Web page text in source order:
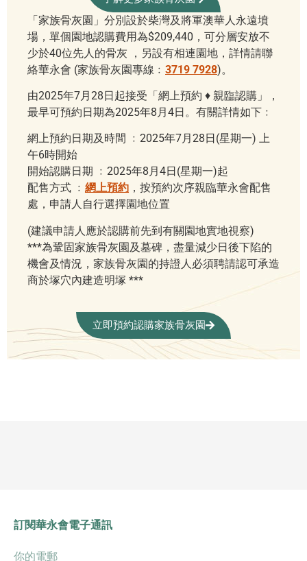
「家族骨灰園」分別設於柴灣及將軍澳華人永遠墳
場，單個園地認購費用為$209,440，可分層安放不
少於40位先人的骨灰 ，另設有相連園地，詳情請聯
絡華永會 (家族骨灰園專線﹕ 3719 7928)。
由2025年7月28日起接受「網上預約 ♦ 親臨認購」，
最早可預約日期為2025年8月4日。有關詳情如下﹕
網上預約日期及時間 ﹕2025年7月28日(星期一) 上
午6時開始
開始認購日期 ﹕2025年8月4日(星期一)起
配售方式 ﹕ 網上預約 ，按預約次序親臨華永會配售
處，申請人自行選擇園地位置
(建議申請人應於認購前先到有關園地實地視察)
***為鞏固家族骨灰園及墓碑，盡量減少日後下陷的
機會及情況，家族骨灰園的持證人必須聘請認可承造
商於塚穴內建造明塚 ***
立即預約認購家族骨灰園
訂閱華永會電子通訊